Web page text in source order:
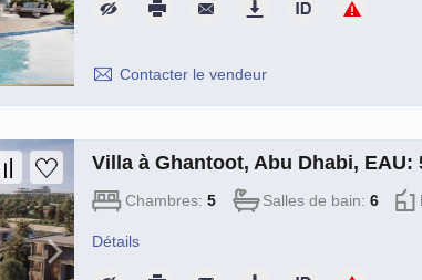
Contacter le vendeur
Villa à Ghantoot, Abu Dhabi,
Chambres: 5 Salles de bain: 6
Détails